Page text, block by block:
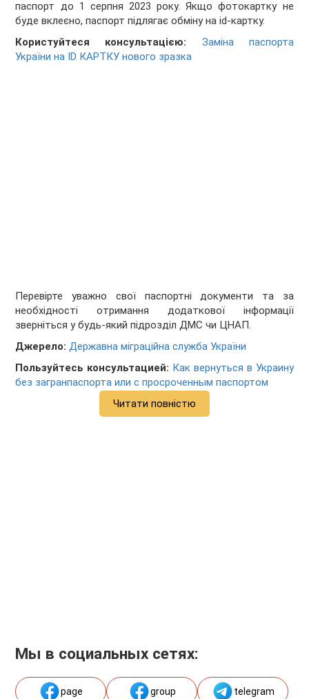
паспорт до 1 серпня 2023 року. Якщо фотокартку не
буде вклеєно, паспорт підлягає обміну на id-картку.
Користуйтеся консультацією: Заміна паспорта
України на ID КАРТКУ нового зразка
Перевірте уважно свої паспортні документи та за
необхідності отримання додаткової інформації
зверніться у будь-який підрозділ ДМС чи ЦНАП.
Джерело:Державна міграційна служба України
Пользуйтесь консультацией: Как вернуться в Украину
без загранпаспорта или с просроченным паспортом
Читати повністю
Мы в социальных сетях:
page group telegram